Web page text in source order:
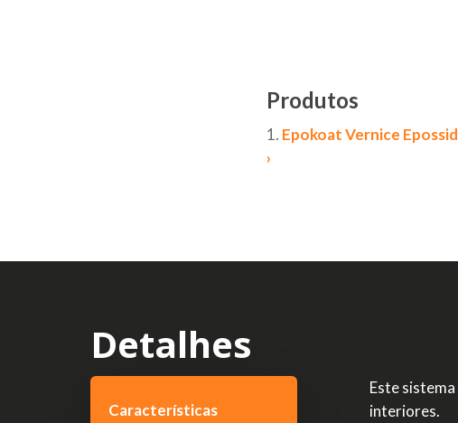
Produtos
1. Epokoat Vernice
›
Detalhes
Características
Este
interiores.